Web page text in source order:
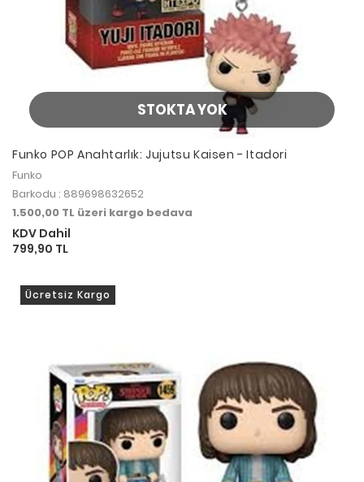
STOKTA YOK
Funko POP Anahtarlık: Jujutsu Kaisen - Itadori
Funko
Barkodu : 889698632652
1.500,00 TL üzeri kargo bedava
KDV Dahil
799,90 TL
Ücretsiz Kargo